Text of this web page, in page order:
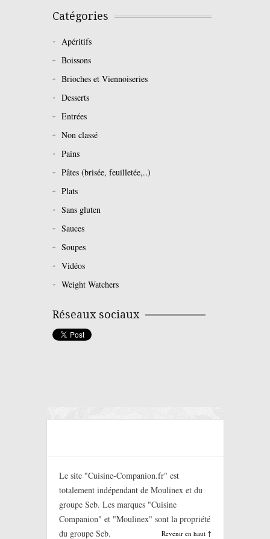
Catégories
Apéritifs
Boissons
Brioches et Viennoiseries
Desserts
Entrées
Non classé
Pains
Pâtes (brisée, feuilletée,..)
Plats
Sans gluten
Sauces
Soupes
Vidéos
Weight Watchers
Réseaux sociaux
Le site "Cuisine-Companion.fr" est
totalement indépendant de Moulinex et du
groupe Seb. Les marques "Cuisine
Companion" et "Moulinex" sont la propriété
du groupe Seb.
Revenir en haut ↑